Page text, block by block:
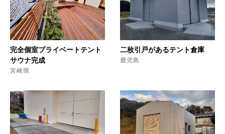
完全個室プライベートテント
サウナ完成
宮崎県
二枚引戸があるテント倉庫
鹿児島